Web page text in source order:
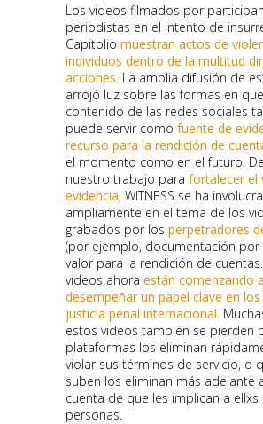
Los videos filmados por
periodistas en el intento de
Capitolio muestran actos de
individuos dentro de la multitud
acciones . La amplia difusión de
arrojó luz sobre las formas en
contenido de las redes sociales
puede servir como fuente de
recurso para la rendición de
el momento como en el futuro.
nuestro trabajo para fortalecer el
evidencia, WITNESS se ha
ampliamente en el tema de los
grabados por los perpetradores
(por ejemplo, documentación por
valor para la rendición de
videos ahora están comenzando a
desempeñar un papel clave en
justicia penal internacional .
estos videos también se pierden
plataformas los eliminan
violar sus términos de servicio, o
suben los eliminan más adelante
cuenta de que les implican a
personas.